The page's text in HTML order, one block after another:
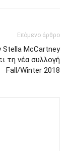
Επόμενο άρθρο
Stella McCartney
τη νέα συλλογή
Fall/Winter 2018